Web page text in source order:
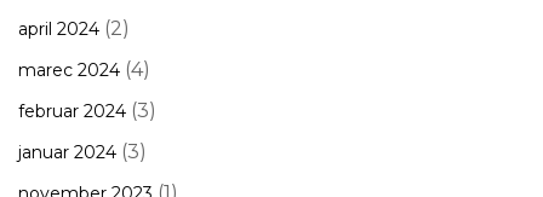
april 2024 (2)
marec 2024 (4)
februar 2024 (3)
januar 2024 (3)
(1)